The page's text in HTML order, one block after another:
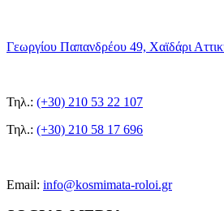
Γεωργίου Παπανδρέου 49, Χαϊδάρι
Τηλ.: (+30) 210 53 22 107
Τηλ.: (+30) 210 58 17 696
Email: info@kosmimata-roloi.gr